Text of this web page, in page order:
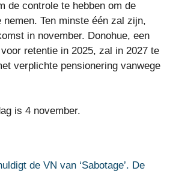
de controle te hebben om de
Ten minste één zal zijn,
in november. Donohue, een
retentie in 2025, zal in 2027 te
verplichte pensionering vanwege
is 4 november.
de VN van ‘Sabotage’. De